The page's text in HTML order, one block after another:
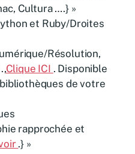
Cultura ….} »
et Ruby/Droites
Résolution,
Clique ICI . Disponible
de votre
rapprochée et
.} »